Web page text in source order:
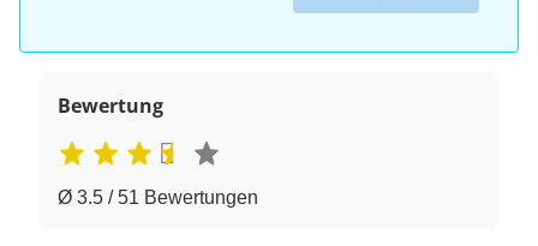
Bewertung
Ø 3.5 / 51 Bewertungen